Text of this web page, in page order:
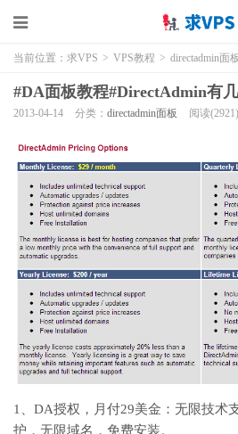
当前位置： 求VPS > VPS教程 > directadmin面板
#DA面板教程#DirectAdmin有
2013-04-14 分类： directadmin面板 阅读(2921)
1、DA授权，月付29美金：无限技术
护，无限域名，免费安装。